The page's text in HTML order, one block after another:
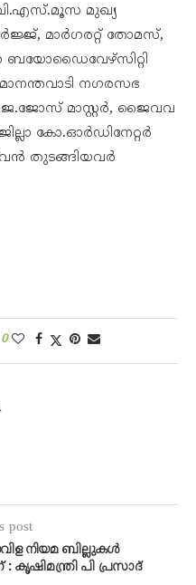
മുഖ്യ
മാർഗരറ്റ് തോമസ്,
ബയോഡൈവേഴ്സിറ്റി
മാനന്തവാടി നഗരസഭ
മാസ്റ്റർ, ജൈവവ
കോ.ഓർഡിനേറ്റർ
തുടങ്ങിയവർ
0
post
നിയമ ബില്ലുകൾ
പി പ്രസാദ്